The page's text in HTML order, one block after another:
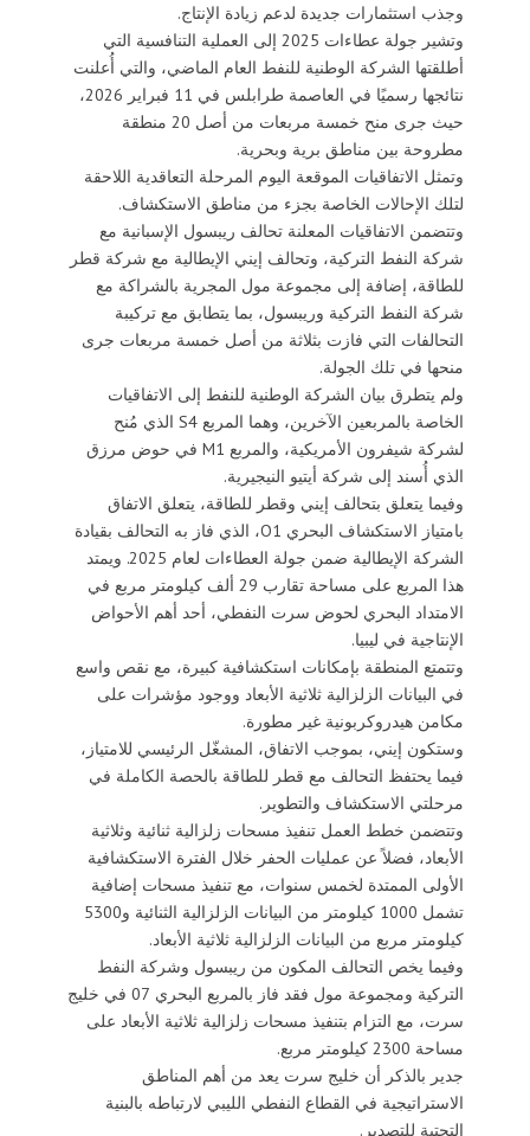
وجذب استثمارات جديدة لدعم زيادة الإنتاج.
وتشير جولة عطاءات 2025 إلى العملية التنافسية التي
أطلقتها الشركة الوطنية للنفط العام الماضي، والتي أُعلنت
نتائجها رسميًا في العاصمة طرابلس في 11 فبراير 2026،
حيث جرى منح خمسة مربعات من أصل 20 منطقة
مطروحة بين مناطق برية وبحرية.
وتمثل الاتفاقيات الموقعة اليوم المرحلة التعاقدية اللاحقة
لتلك الإحالات الخاصة بجزء من مناطق الاستكشاف.
وتتضمن الاتفاقيات المعلنة تحالف ريبسول الإسبانية مع
شركة النفط التركية، وتحالف إيني الإيطالية مع شركة قطر
للطاقة، إضافة إلى مجموعة مول المجرية بالشراكة مع
شركة النفط التركية وريبسول، بما يتطابق مع تركيبة
التحالفات التي فازت بثلاثة من أصل خمسة مربعات جرى
منحها في تلك الجولة.
ولم يتطرق بيان الشركة الوطنية للنفط إلى الاتفاقيات
الخاصة بالمربعين الآخرين، وهما المربع S4 الذي مُنح
لشركة شيفرون الأمريكية، والمربع M1 في حوض مرزق
الذي أُسند إلى شركة أيتيو النيجيرية.
وفيما يتعلق بتحالف إيني وقطر للطاقة، يتعلق الاتفاق
بامتياز الاستكشاف البحري O1، الذي فاز به التحالف بقيادة
الشركة الإيطالية ضمن جولة العطاءات لعام 2025. ويمتد
هذا المربع على مساحة تقارب 29 ألف كيلومتر مربع في
الامتداد البحري لحوض سرت النفطي، أحد أهم الأحواض
الإنتاجية في ليبيا.
وتتمتع المنطقة بإمكانات استكشافية كبيرة، مع نقص واسع
في البيانات الزلزالية ثلاثية الأبعاد ووجود مؤشرات على
مكامن هيدروكربونية غير مطورة.
وستكون إيني، بموجب الاتفاق، المشغّل الرئيسي للامتياز،
فيما يحتفظ التحالف مع قطر للطاقة بالحصة الكاملة في
مرحلتي الاستكشاف والتطوير.
وتتضمن خطط العمل تنفيذ مسحات زلزالية ثنائية وثلاثية
الأبعاد، فضلاً عن عمليات الحفر خلال الفترة الاستكشافية
الأولى الممتدة لخمس سنوات، مع تنفيذ مسحات إضافية
تشمل 1000 كيلومتر من البيانات الزلزالية الثنائية و5300
كيلومتر مربع من البيانات الزلزالية ثلاثية الأبعاد.
وفيما يخص التحالف المكون من ريبسول وشركة النفط
التركية ومجموعة مول فقد فاز بالمربع البحري 07 في خليج
سرت، مع التزام بتنفيذ مسحات زلزالية ثلاثية الأبعاد على
مساحة 2300 كيلومتر مربع.
جدير بالذكر أن خليج سرت يعد من أهم المناطق
الاستراتيجية في القطاع النفطي الليبي لارتباطه بالبنية
التحتية للتصدير.